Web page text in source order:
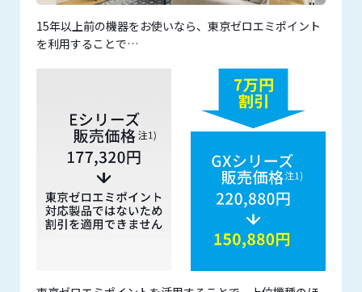
15年以上前の機器をお使いなら、東京ゼロエミポイント
を利用することで…